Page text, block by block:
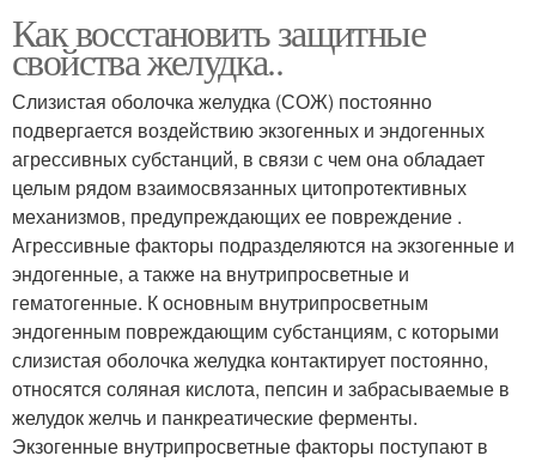
Как восстановить защитные
свойства желудка..
Слизистая оболочка желудка (СОЖ) постоянно
подвергается воздействию экзогенных и эндогенных
агрессивных субстанций, в связи с чем она обладает
целым рядом взаимосвязанных цитопротективных
механизмов, предупреждающих ее повреждение .
Агрессивные факторы подразделяются на экзогенные и
эндогенные, а также на внутрипросветные и
гематогенные. К основным внутрипросветным
эндогенным повреждающим субстанциям, с которыми
слизистая оболочка желудка контактирует постоянно,
относятся соляная кислота, пепсин и забрасываемые в
желудок желчь и панкреатические ферменты.
Экзогенные внутрипросветные факторы поступают в